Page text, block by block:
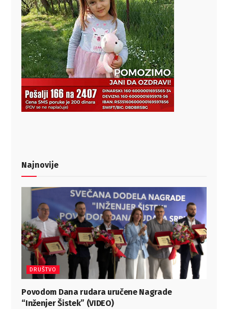
Najnovije
DRUŠTVO
Povodom Dana rudara uručene Nagrade
“Inženjer Šistek” (VIDEO)